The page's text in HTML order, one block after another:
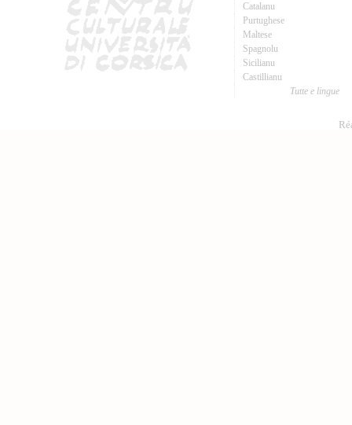
Catalanu
Purtughese
Maltese
Spagnolu
Sicilianu
Castillianu
Tutte e lingue